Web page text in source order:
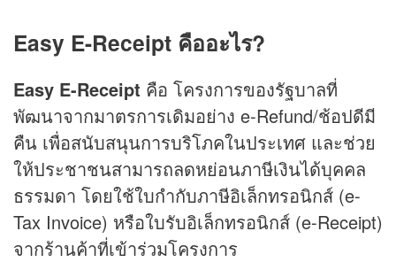
Easy E-Receipt คืออะไร?
Easy E-Receipt คือ โครงการของรัฐบาลที่
พัฒนาจากมาตรการเดิมอย่าง e-Refund/ช้อปดีมี
คืน เพื่อสนับสนุนการบริโภคในประเทศ และช่วย
ให้ประชาชนสามารถลดหย่อนภาษีเงินได้บุคคล
ธรรมดา โดยใช้ใบกำกับภาษีอิเล็กทรอนิกส์ (e-
Tax Invoice) หรือใบรับอิเล็กทรอนิกส์ (e-Receipt)
จากร้านค้าที่เข้าร่วมโครงการ